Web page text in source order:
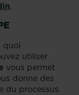
.
quoi
utiliser
vous permet
donne des
du processus.